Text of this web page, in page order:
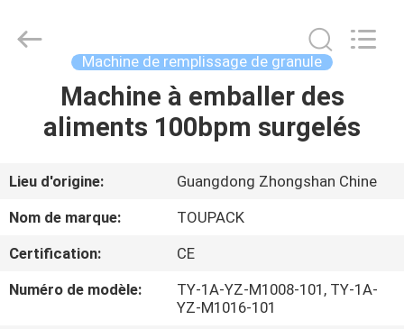
MAISON
À
PROPOS
NOUS
EQUIPMENT
Machine de remplissage de granule
Machine à emballer des
aliments 100bpm surgelés
Lieu d'origine:
Guangdong Zhongshan Chine
Nom de marque:
TOUPACK
Certification:
CE
Numéro de modèle:
TY-1A-YZ-M1008-101, TY-1A-
YZ-M1016-101